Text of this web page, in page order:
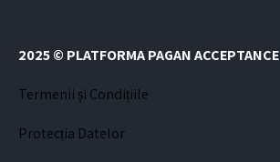
2025 © PLATFORMA PAGAN ACCEPTANCE
Termenii și Condițiile
Protecția Datelor